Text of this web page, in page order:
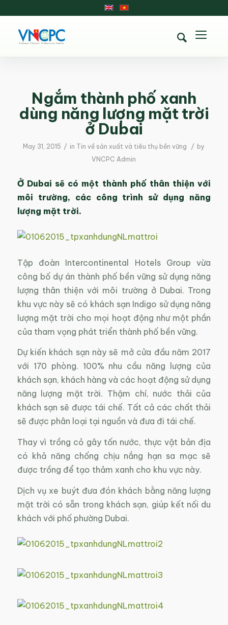
Ngắm thành phố xanh
dùng năng lượng mặt trời
ở Dubai
May 31, 2015 / in Tin về sản xuất và tiêu thụ bền vững / by
VNCPC Admin
Ở Dubai sẽ có một thành phố thân thiện với
môi trường, các công trình sử dụng năng
lượng mặt trời.
Tập đoàn Intercontinental Hotels Group vừa
công bố dự án thành phố bền vững sử dụng năng
lượng thân thiện với môi trường ở Dubai. Trong
khu vực này sẽ có khách sạn Indigo sử dụng năng
lượng mặt trời cho mọi hoạt động như một phần
của tham vọng phát triển thành phố bền vững.
Dự kiến khách sạn này sẽ mở cửa đầu năm 2017
với 170 phòng. 100% nhu cầu năng lượng của
khách sạn, khách hàng và các hoạt động sử dụng
năng lượng mặt trời. Thậm chí, nước thải của
khách sạn sẽ được tái chế. Tất cả các chất thải
sẽ được phân loại tại nguồn và đưa đi tái chế.
Thay vì trồng cỏ gây tốn nước, thực vật bản địa
có khả năng chống chịu nắng hạn sa mạc sẽ
được trồng để tạo thảm xanh cho khu vực này.
Dịch vụ xe buýt đưa đón khách bằng năng lượng
mặt trời có sẵn trong khách sạn, giúp kết nối du
khách với phố phường Dubai.